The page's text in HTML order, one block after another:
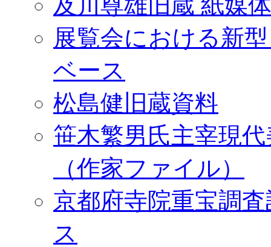
展覧会における新
ベース
松島健旧蔵資料
笹木繁男氏主宰現
（作家ファイル）
京都府寺院重宝調
ス